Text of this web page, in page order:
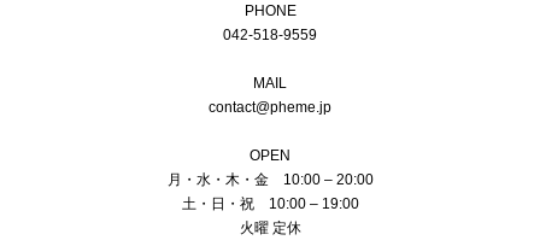
PHONE
042-518-9559
MAIL
contact@pheme.jp
OPEN
月・水・木・金 10:00 – 20:00
土・日・祝 10:00 – 19:00
火曜 定休